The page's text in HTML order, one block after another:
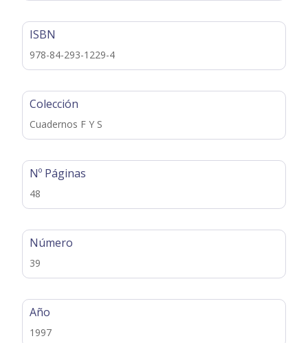
ISBN
978-84-293-1229-4
Colección
Cuadernos F Y S
Nº Páginas
48
Número
39
Año
1997